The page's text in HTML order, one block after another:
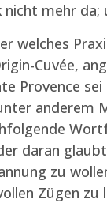
mehr da;
welches
Cuvée,
Provence
anderem
daran
zu
Zügen